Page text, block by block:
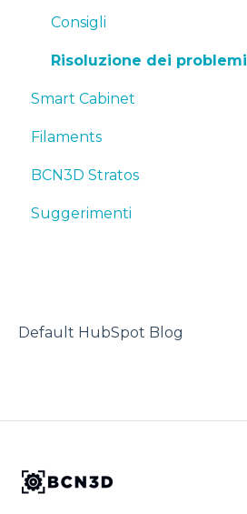
Risoluzione dei problemi
Consigli
Risoluzione dei problemi
Smart Cabinet
Manuals & Downloads
First steps
Maintenance
Filaments
Suggerimenti
TPU
BCN3D Stratos
Suggerimenti
Default HubSpot Blog